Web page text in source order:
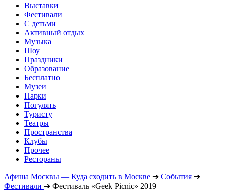
Выставки
Фестивали
С детьми
Активный отдых
Музыка
Шоу
Праздники
Образование
Бесплатно
Музеи
Парки
Погулять
Туристу
Театры
Пространства
Клубы
Прочее
Рестораны
Афиша Москвы — Куда сходить в Москве ➔ События ➔
Фестивали ➔ Фестиваль «Geek Picnic» 2019